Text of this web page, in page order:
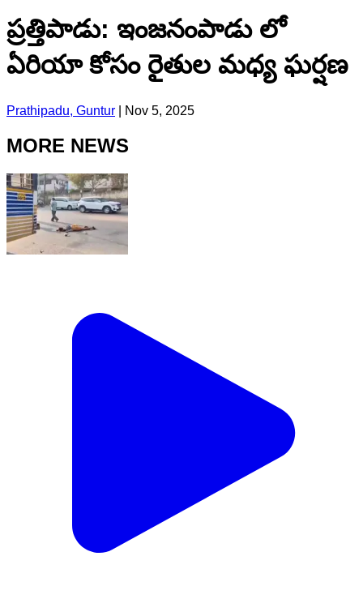
ప్రత్తిపాడు: ఇంజనంపాడు లో
ఏరియా కోసం రైతుల మధ్య ఘర్షణ
Prathipadu, Guntur Nov 5, 2025
MORE NEWS